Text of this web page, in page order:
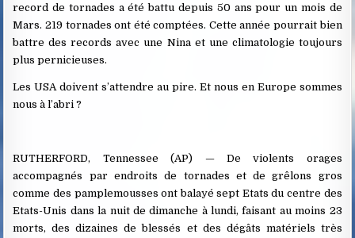
record de tornades a été battu depuis 50 ans pour un mois de
Mars. 219 tornades ont été comptées. Cette année pourrait bien
battre des records avec une Nina et une climatologie toujours
plus pernicieuses.
Les USA doivent s’attendre au pire. Et nous en Europe sommes
nous à l’abri ?
RUTHERFORD, Tennessee (AP) — De violents orages
accompagnés par endroits de tornades et de grêlons gros
comme des pamplemousses ont balayé sept Etats du centre des
Etats-Unis dans la nuit de dimanche à lundi, faisant au moins 23
morts, des dizaines de blessés et des dégâts matériels très